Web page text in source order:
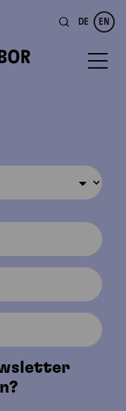
DE EN